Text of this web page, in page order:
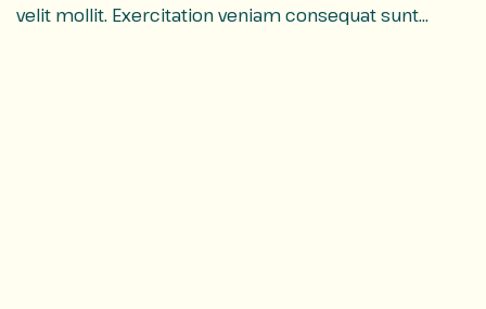
velit mollit. Exercitation veniam consequat sunt